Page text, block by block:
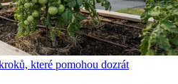
které pomohou dozrát